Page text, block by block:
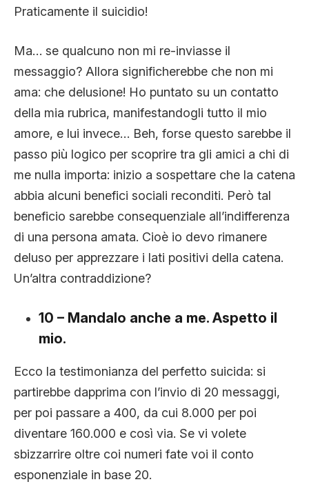
Praticamente il suicidio!
Ma… se qualcuno non mi re-inviasse il
messaggio? Allora significherebbe che non mi
ama: che delusione! Ho puntato su un contatto
della mia rubrica, manifestandogli tutto il mio
amore, e lui invece… Beh, forse questo sarebbe il
passo più logico per scoprire tra gli amici a chi di
me nulla importa: inizio a sospettare che la catena
abbia alcuni benefici sociali reconditi. Però tal
beneficio sarebbe consequenziale all’indifferenza
di una persona amata. Cioè io devo rimanere
deluso per apprezzare i lati positivi della catena.
Un’altra contraddizione?
10 – Mandalo anche a me. Aspetto il
mio.
Ecco la testimonianza del perfetto suicida: si
partirebbe dapprima con l’invio di 20 messaggi,
per poi passare a 400, da cui 8.000 per poi
diventare 160.000 e così via. Se vi volete
sbizzarrire oltre coi numeri fate voi il conto
esponenziale in base 20.